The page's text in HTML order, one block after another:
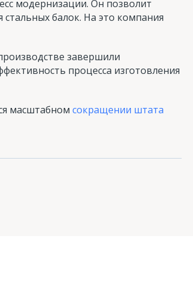
модернизации. Он позволит
балок. На это компания
завершили
процесса изготовления
масштабном сокращении штата